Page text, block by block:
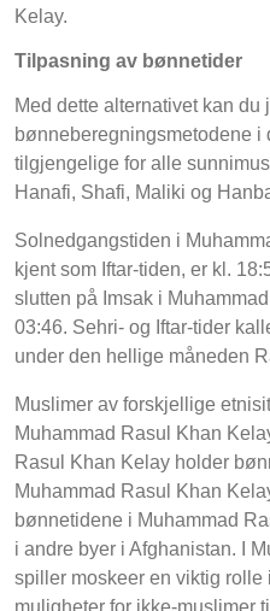
Kelay.
Tilpasning av bønnetider
Med dette alternativet kan du
bønneberegningsmetodene i
tilgjengelige for alle
Hanafi, Shafi, Maliki og
Solnedgangstiden i
kjent som Iftar-tiden, er kl.
slutten på Imsak i
03:46. Sehri- og Iftar-tider
under den hellige måneden
Muslimer av forskjellige
Muhammad Rasul Khan
Rasul Khan Kelay holder
Muhammad Rasul Khan
bønnetidene i Muhammad
i andre byer i Afghanistan. I
spiller moskeer en viktig rolle